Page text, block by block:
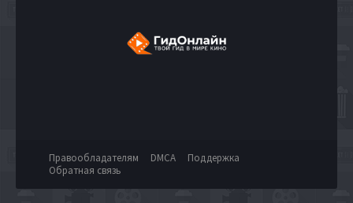
Правообладателям DMCA
Поддержка
Обратная связь